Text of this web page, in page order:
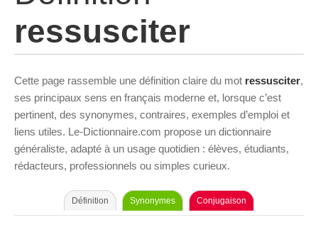
ressusciter
Cette page rassemble une définition claire du mot ressusciter,
ses principaux sens en français moderne et, lorsque c’est
pertinent, des synonymes, contraires, exemples d’emploi et
liens utiles. Le-Dictionnaire.com propose un dictionnaire
généraliste, adapté à un usage quotidien : élèves, étudiants,
rédacteurs, professionnels ou simples curieux.
Définition Synonymes Conjugaison